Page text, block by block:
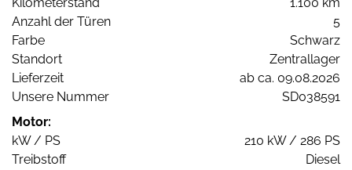
Anzahl der Türen
5
Farbe
Schwarz
Standort
Zentrallager
Lieferzeit
ab ca. 09.08.2026
Unsere Nummer
SD038591
Motor:
kW / PS
210 kW / 286 PS
Treibstoff
Diesel